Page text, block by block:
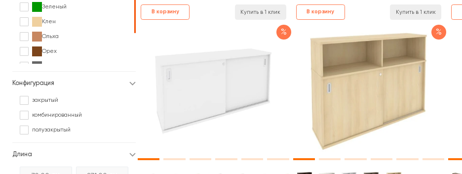
Зеленый
Клен
Ольха
Орех
Сосна
Конфигурация
закрытый
комбинированный
полузакрытый
Длина
В корзину Купить в 1 клик В корзину Купить в 1 клик
% %